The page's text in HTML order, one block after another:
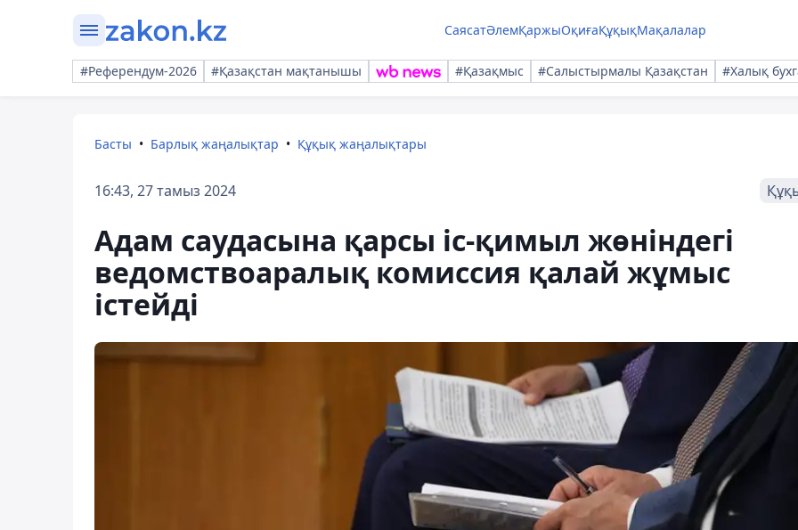
СаясатӘлемҚаржыОқиғаҚұқықМақалалар
#Референдум-2026 #Қазақстан мақтанышы #Қазақмыс #Салыстырмалы Қазақстан #Халық
Басты Барлық жаңалықтар Құқық жаңалықтары
16:43, 27 тамыз 2024
Адам саудасына қарсы іс-қимыл жөніндегі
ведомствоаралық комиссия қалай жұмыс
істейді